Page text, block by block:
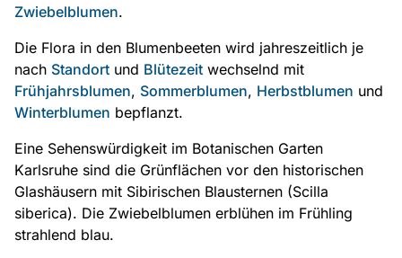
Zwiebelblumen.
Die Flora in den Blumenbeeten wird jahreszeitlich je
nach Standort und Blütezeit wechselnd mit
Frühjahrsblumen, Sommerblumen, Herbstblumen und
Winterblumen bepflanzt.
Eine Sehenswürdigkeit im Botanischen Garten
Karlsruhe sind die Grünflächen vor den historischen
Glashäusern mit Sibirischen Blausternen (Scilla
siberica). Die Zwiebelblumen erblühen im Frühling
strahlend blau.